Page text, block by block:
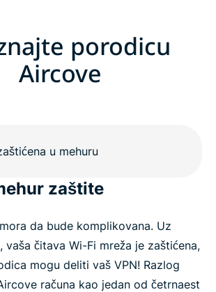
porodicu
Aircove
zaštite
da bude komplikovana. Uz
vaša čitava Wi-Fi mreža je zaštićena,
mogu deliti vaš VPN! Razlog
računa kao jedan od četrnaest